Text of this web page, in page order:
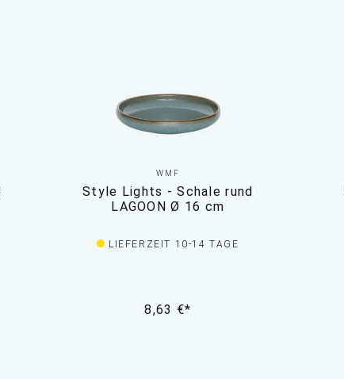
WMF
Style Lights - Schale rund
LAGOON Ø 16 cm
LIEFERZEIT 10-14 TAGE
8,63 €*